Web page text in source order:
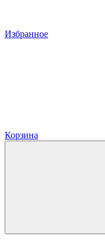
Избранное
Корзина